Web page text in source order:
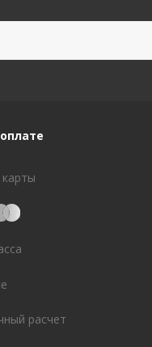
расчет